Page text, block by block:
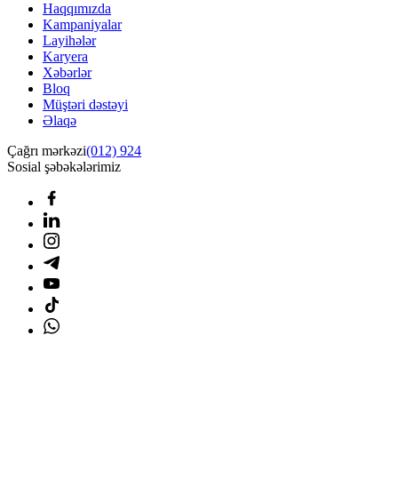
Haqqımızda
Kampaniyalar
Layihələr
Karyera
Xəbərlər
Bloq
Müştəri dəstəyi
Əlaqə
Çağrı mərkəzi(012) 924
Sosial şəbəkələrimiz